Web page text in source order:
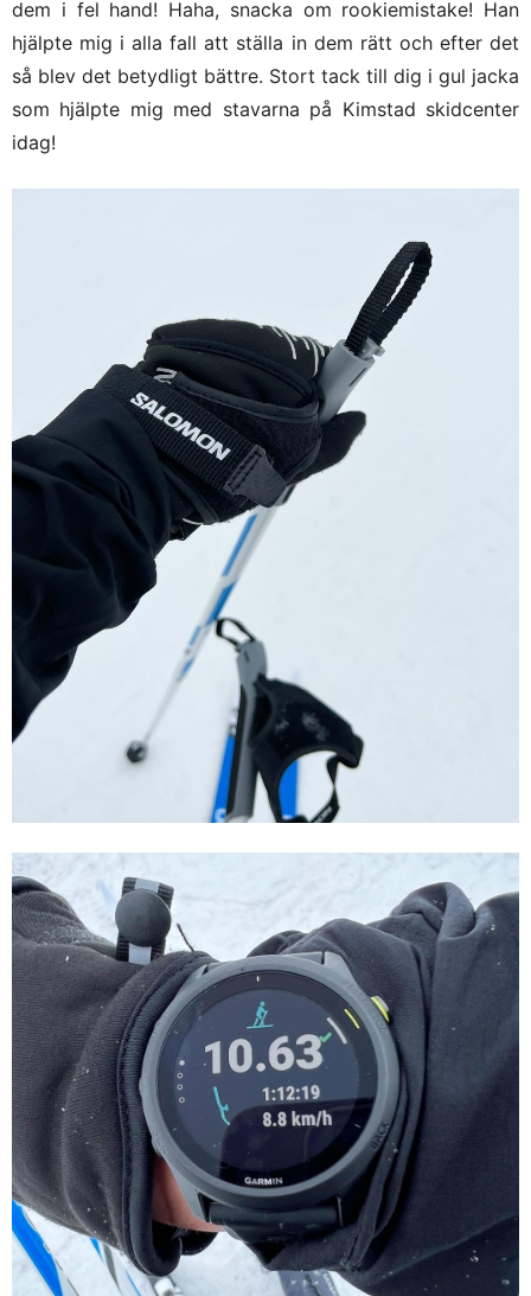
dem i fel hand! Haha, snacka om rookiemistake! Han
hjälpte mig i alla fall att ställa in dem rätt och efter det
så blev det betydligt bättre. Stort tack till dig i gul jacka
som hjälpte mig med stavarna på Kimstad skidcenter
idag!